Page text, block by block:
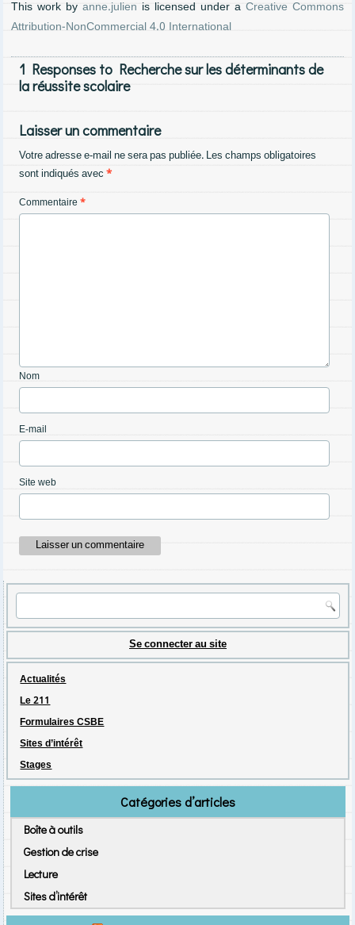
This work byanne.julien is licensed under a Creative Commons
Attribution-NonCommercial 4.0 International
1 Responses to Recherche sur les déterminants de
la réussite scolaire
Laisser un commentaire
Votre adresse e-mail ne sera pas publiée.Les champs obligatoires
sont indiqués avec*
Commentaire*
Nom
E-mail
Site web
Se connecter au site
Actualités
Le 211
Formulaires CSBE
Sites d’intérêt
Stages
Catégories d’articles
Boîte à outils
Gestion de crise
Lecture
Sites d’intérêt